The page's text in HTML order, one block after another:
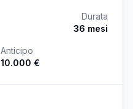
Durata
36 mesi
Anticipo
10.000 €